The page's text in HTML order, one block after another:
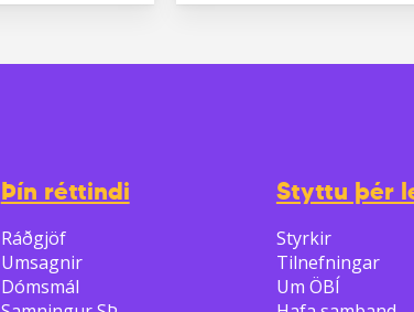
Þín réttindi
Ráðgjöf
Umsagnir
Dómsmál
Styttu þér
Styrkir
Tilnefningar
Um ÖBÍ